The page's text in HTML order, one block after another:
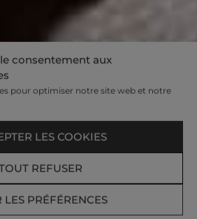
consentement aux
pour optimiser notre site web et notre
LES COOKIES
REFUSER
LES PRÉFÉRENCES